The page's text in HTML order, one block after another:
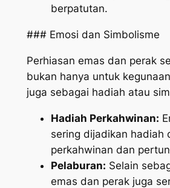
berpatutan.
### Emosi dan Simbolisme
Perhiasan emas dan perak
bukan hanya untuk
juga sebagai hadiah atau
Hadiah Perkahwinan:
sering dijadikan hadiah
perkahwinan dan
Pelaburan: Selain
emas dan perak juga